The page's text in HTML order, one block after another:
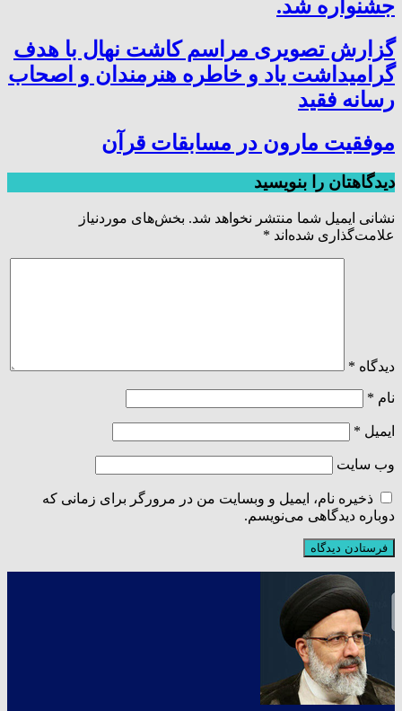
جشنواره شد.
گزارش تصویری مراسم کاشت نهال با هدف
گرامیداشت یاد و خاطره هنرمندان و اصحاب
رسانه فقید
موفقیت مارون در مسابقات قرآن
دیدگاهتان را بنویسید
نشانی ایمیل شما منتشر نخواهد شد. بخش‌های موردنیاز
علامت‌گذاری شده‌اند *
دیدگاه *
نام *
ایمیل *
وب‌ سایت
ذخیره نام، ایمیل و وبسایت من در مرورگر برای زمانی که
دوباره دیدگاهی می‌نویسم.